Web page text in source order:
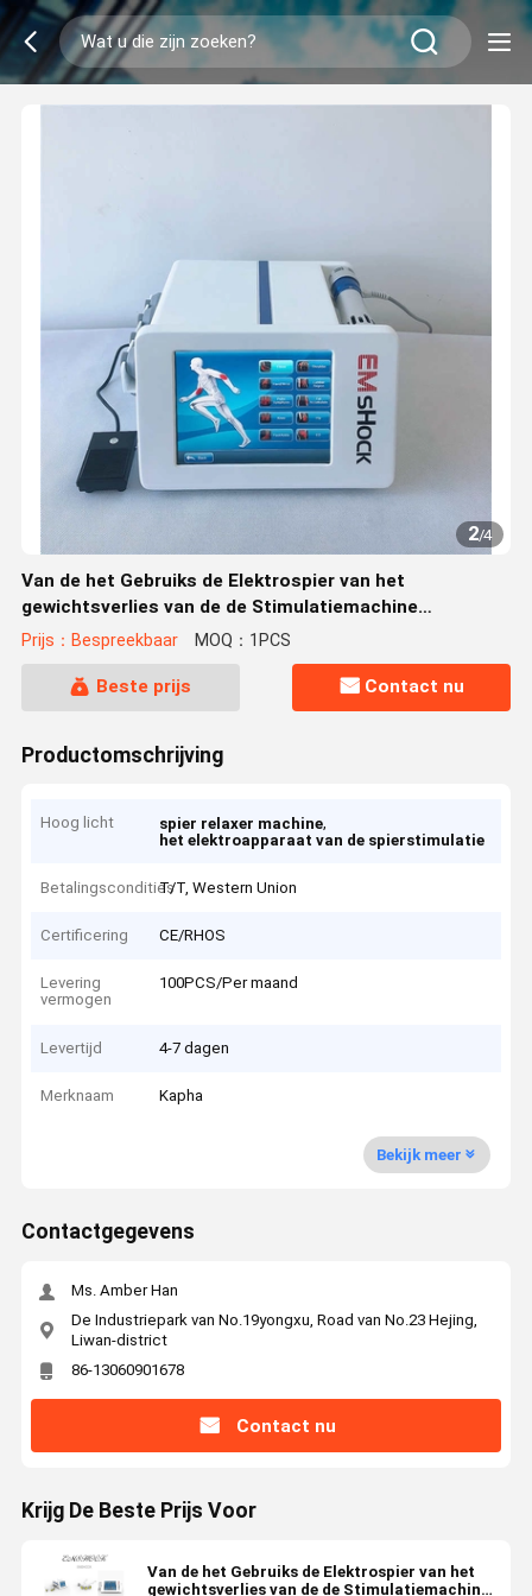
2/4
Van de het Gebruiks de Elektrospier van het
gewichtsverlies van de de Stimulatiemachine
Compacte Grootte
Prijs：Bespreekbaar MOQ：1PCS
Beste prijs Contact nu
Productomschrijving
Hoog licht spier relaxer machine,
het elektroapparaat van de spierstimulatie
BetalingsconditiesT/T, Western Union
Certificering CE/RHOS
Levering
vermogen
100PCS/Per maand
Levertijd 4-7 dagen
Merknaam Kapha
Bekijk meer
Contactgegevens
Ms. Amber Han
De Industriepark van No.19yongxu, Road van No.23 Hejing,
Liwan-district
86-13060901678
Contact nu
Krijg De Beste Prijs Voor
Van de het Gebruiks de Elektrospier van het
gewichtsverlies van de de Stimulatiemachine